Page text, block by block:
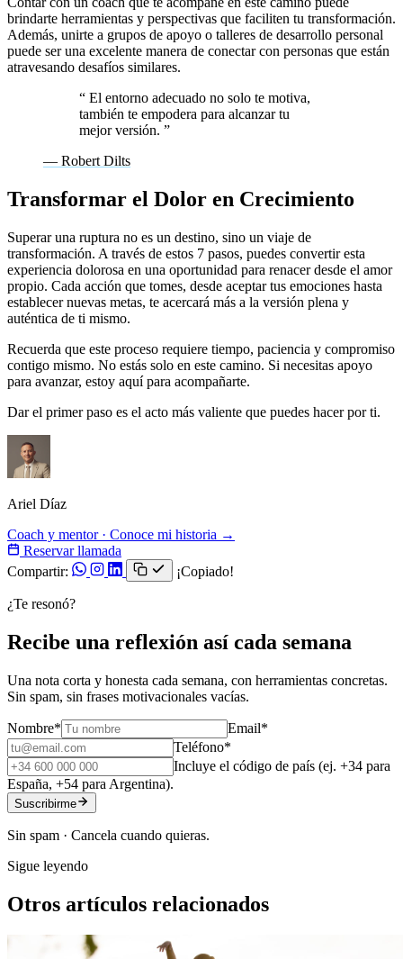
brindarte herramientas y perspectivas que faciliten tu transformación.
Además, unirte a grupos de apoyo o talleres de desarrollo personal
puede ser una excelente manera de conectar con personas que están
atravesando desafíos similares.
“ El entorno adecuado no solo te motiva,
también te empodera para alcanzar tu
mejor versión. ”
— Robert Dilts
Transformar el Dolor en Crecimiento
Superar una ruptura no es un destino, sino un viaje de
transformación. A través de estos 7 pasos, puedes convertir esta
experiencia dolorosa en una oportunidad para renacer desde el amor
propio. Cada acción que tomes, desde aceptar tus emociones hasta
establecer nuevas metas, te acercará más a la versión plena y
auténtica de ti mismo.
Recuerda que este proceso requiere tiempo, paciencia y compromiso
contigo mismo. No estás solo en este camino. Si necesitas apoyo
para avanzar, estoy aquí para acompañarte.
Dar el primer paso es el acto más valiente que puedes hacer por ti.
Ariel Díaz
Coach y mentor · Conoce mi historia →
Reservar llamada
Compartir:
¡Copiado!
¿Te resonó?
Recibe una reflexión así cada semana
Una nota corta y honesta cada semana, con herramientas concretas.
Sin spam, sin frases motivacionales vacías.
Nombre* Email*
Teléfono*
Incluye el código de país (ej. +34 para
España, +54 para Argentina).
Suscribirme
Sin spam · Cancela cuando quieras.
Sigue leyendo
Otros artículos relacionados